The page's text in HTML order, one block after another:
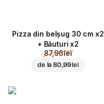
Pizza din belșug 30 cm x2
+ Băuturi x2
87,96 lei
de la80,99 lei